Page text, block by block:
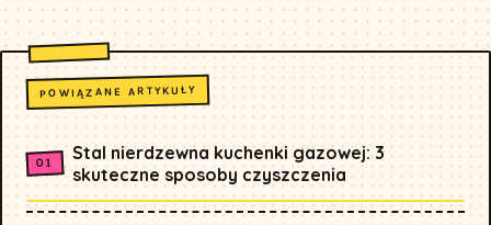
POWIĄZANE ARTYKUŁY
Stal nierdzewna kuchenki gazowej: 3
skuteczne sposoby czyszczenia